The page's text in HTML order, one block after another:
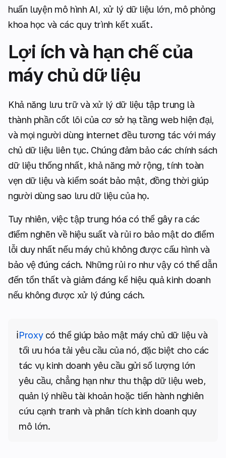
huấn luyện mô hình AI, xử lý dữ liệu lớn, mô phỏng
khoa học và các quy trình kết xuất.
Lợi ích và hạn chế của
máy chủ dữ liệu
Khả năng lưu trữ và xử lý dữ liệu tập trung là
thành phần cốt lõi của cơ sở hạ tầng web hiện đại,
và mọi người dùng internet đều tương tác với máy
chủ dữ liệu liên tục. Chúng đảm bảo các chính sách
dữ liệu thống nhất, khả năng mở rộng, tính toàn
vẹn dữ liệu và kiểm soát bảo mật, đồng thời giúp
người dùng sao lưu dữ liệu của họ.
Tuy nhiên, việc tập trung hóa có thể gây ra các
điểm nghẽn về hiệu suất và rủi ro bảo mật do điểm
lỗi duy nhất nếu máy chủ không được cấu hình và
bảo vệ đúng cách. Những rủi ro như vậy có thể dẫn
đến tổn thất và giảm đáng kể hiệu quả kinh doanh
nếu không được xử lý đúng cách.
ℹ️Proxycó thể giúp bảo mật máy chủ dữ liệu và
tối ưu hóa tải yêu cầu của nó, đặc biệt cho các
tác vụ kinh doanh yêu cầu gửi số lượng lớn
yêu cầu, chẳng hạn như thu thập dữ liệu web,
quản lý nhiều tài khoản hoặc tiến hành nghiên
cứu cạnh tranh và phân tích kinh doanh quy
mô lớn.